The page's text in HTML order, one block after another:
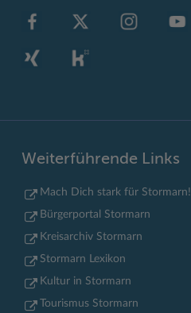
Weiterführende Links
Mach Dich stark für Stormarn!
Bürgerportal Stormarn
Kreisarchiv Stormarn
Stormarn Lexikon
Kultur in Stormarn
Tourismus Stormarn